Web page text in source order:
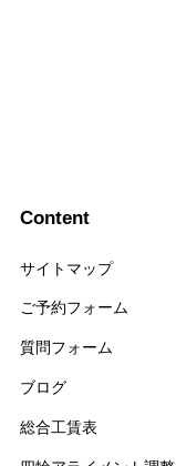
Content
サイトマップ
ご予約フォーム
質問フォーム
ブログ
総合工賃表